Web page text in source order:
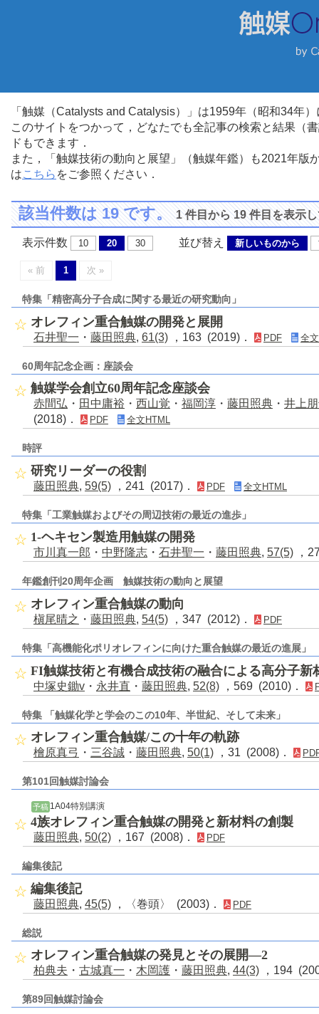
「触媒（Catalysts and Catalysis）」は1959年（昭和34年
このサイトをつかって，どなたでも全記事の検索と結果（
ドもできます．
また，「触媒技術の動向と展望」（触媒年鑑）も2021年
はこちら をご参照ください．
該当件数は 19 です。1 件目から 19 件目を表示
表示件数 10 20 30 並び替え 新しいものから
« 前 1 次 »
特集「精密高分子合成に関する最近の研究動向」
オレフィン重合触媒の開発と展開
石井聖一 ・ 藤田照典, 61(3) ，163 (2019)． PDF 全
60周年記念企画：座談会
触媒学会創立60周年記念座談会
赤間弘 ・ 田中庸裕 ・ 西山覚 ・ 福岡淳 ・ 藤田照典 ・ 井上
(2018)．
PDF 全文HTML
時評
研究リーダーの役割
藤田照典, 59(5) ，241 (2017)． PDF 全文HTML
特集「工業触媒およびその周辺技術の最近の進歩」
1-ヘキセン製造用触媒の開発
市川真一郎 ・ 中野隆志 ・ 石井聖一 ・ 藤田照典, 57(5) ，
年鑑創刊20周年企画 触媒技術の動向と展望
オレフィン重合触媒の動向
槇尾晴之 ・ 藤田照典, 54(5) ，347 (2012)． PDF
特集「高機能化ポリオレフィンに向けた重合触媒の最近の進展」
FI触媒技術と有機合成技術の融合による高分子新
中塚史鋤v ・ 永井直 ・ 藤田照典, 52(8) ，569 (2010)．
特集 「触媒化学と学会のこの10年、半世紀、そして未来」
オレフィン重合触媒/この十年の軌跡
檜原真弓 ・ 三谷誠 ・ 藤田照典, 50(1) ，31 (2008)．
第101回触媒討論会
予稿1A04特別講演
4族オレフィン重合触媒の開発と新材料の創製
藤田照典, 50(2) ，167 (2008)． PDF
編集後記
編集後記
藤田照典, 45(5) ，〈巻頭〉 (2003)． PDF
総説
オレフィン重合触媒の発見とその展開―2
柏典夫 ・ 古城真一 ・ 木岡護 ・ 藤田照典, 44(3) ，194
第89回触媒討論会